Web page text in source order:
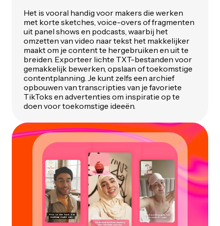
Het is vooral handig voor makers die werken
met korte sketches, voice-overs of fragmenten
uit panel shows en podcasts, waarbij het
omzetten van video naar tekst het makkelijker
maakt om je content te hergebruiken en uit te
breiden. Exporteer lichte TXT-bestanden voor
gemakkelijk bewerken, opslaan of toekomstige
contentplanning. Je kunt zelfs een archief
opbouwen van transcripties van je favoriete
TikToks en advertenties om inspiratie op te
doen voor toekomstige ideeën.